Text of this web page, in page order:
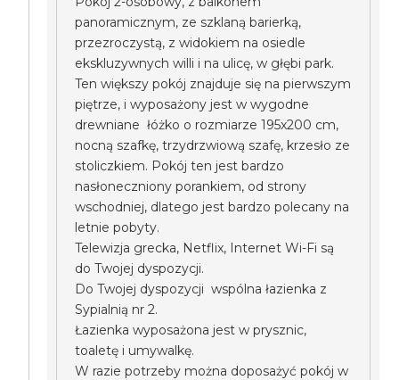
panoramicznym, ze szklaną barierką,
przezroczystą, z widokiem na osiedle
ekskluzywnych willi i na ulicę, w głębi park.
Ten większy pokój znajduje się na pierwszym
piętrze, i wyposażony jest w wygodne
drewniane łóżko o rozmiarze 195x200 cm,
nocną szafkę, trzydrzwiową szafę, krzesło ze
stoliczkiem. Pokój ten jest bardzo
nasłoneczniony porankiem, od strony
wschodniej, dlatego jest bardzo polecany na
letnie pobyty.
Telewizja grecka, Netflix, Internet Wi-Fi są
do Twojej dyspozycji.
Do Twojej dyspozycji wspólna łazienka z
Sypialnią nr 2.
Łazienka wyposażona jest w prysznic,
toaletę i umywalkę.
W razie potrzeby można doposażyć pokój w